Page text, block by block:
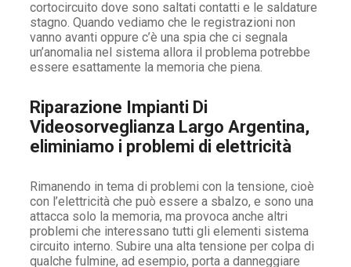
cortocircuito dove sono saltati contatti e le saldature
stagno. Quando vediamo che le registrazioni non
vanno avanti oppure c’è una spia che ci segnala
un’anomalia nel sistema allora il problema potrebbe
essere esattamente la memoria che piena.
Riparazione Impianti Di
Videosorveglianza Largo Argentina,
eliminiamo i problemi di elettricità
Rimanendo in tema di problemi con la tensione, cioè
con l’elettricità che può essere a sbalzo, e sono una
attacca solo la memoria, ma provoca anche altri
problemi che interessano tutti gli elementi sistema
circuito interno. Subire una alta tensione per colpa di
qualche fulmine, ad esempio, porta a danneggiare